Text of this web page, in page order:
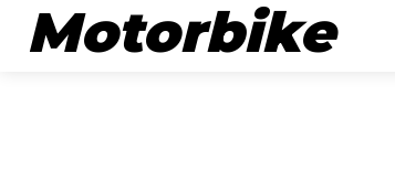
Motorbike